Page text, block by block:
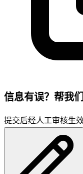
信息有误？帮我
提交后经人工审核生